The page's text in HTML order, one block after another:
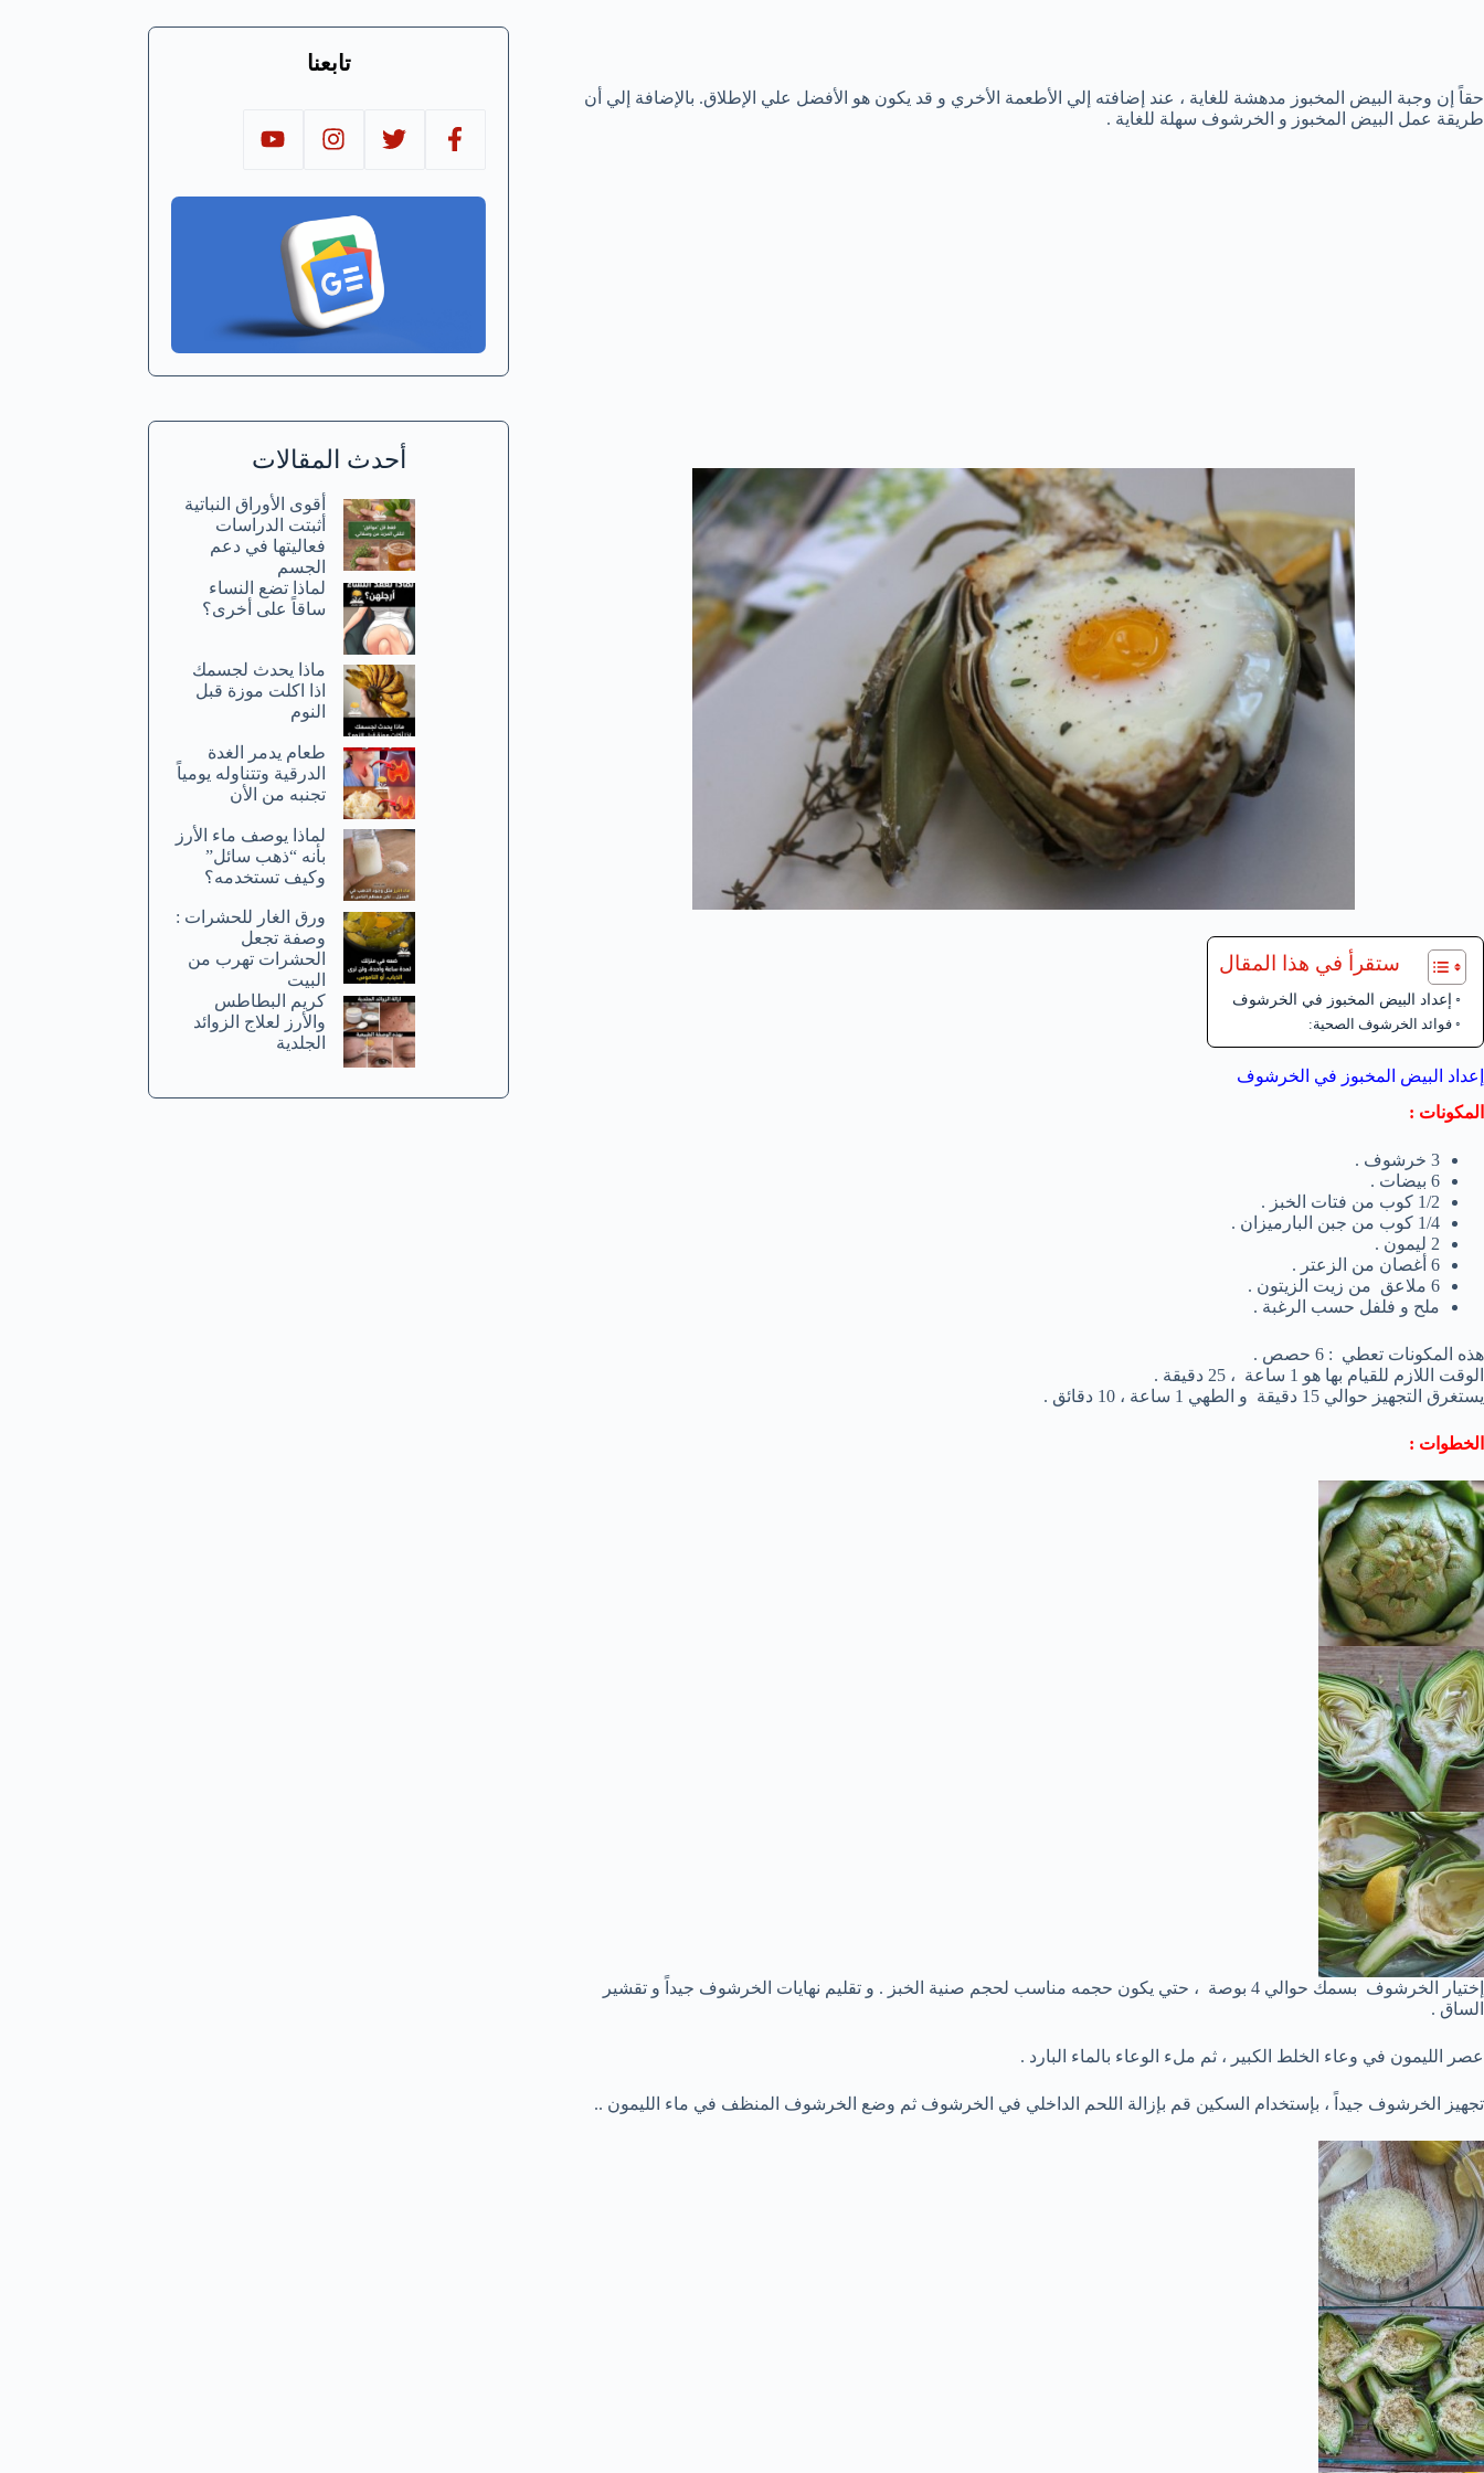
حقاً إن وجبة البيض المخبوز مدهشة للغاية ، عند إضافته إلي الأطعمة الأخري و قد يكون هو الأفضل علي الإطلاق. بالإضافة إلي أن
طريقة عمل البيض المخبوز و الخرشوف سهلة للغاية .
ستقرأ في هذا المقال
إعداد البيض المخبوز في الخرشوف
فوائد الخرشوف الصحية:
إعداد البيض المخبوز في الخرشوف
المكونات :
3 خرشوف .
6 بيضات .
1/2 كوب من فتات الخبز .
1/4 كوب من جبن البارميزان .
2 ليمون .
6 أغصان من الزعتر .
6 ملاعق من زيت الزيتون .
ملح و فلفل حسب الرغبة .
هذه المكونات تعطي : 6 حصص .
الوقت اللازم للقيام بها هو 1 ساعة ، 25 دقيقة .
يستغرق التجهيز حوالي 15 دقيقة و الطهي 1 ساعة ، 10 دقائق .
الخطوات :
إختيار الخرشوف بسمك حوالي 4 بوصة ، حتي يكون حجمه مناسب لحجم صنية الخبز . و تقليم نهايات الخرشوف جيداً و تقشير
الساق .
عصر الليمون في وعاء الخلط الكبير ، ثم ملء الوعاء بالماء البارد .
تجهيز الخرشوف جيداً ، بإستخدام السكين قم بإزالة اللحم الداخلي في الخرشوف ثم وضع الخرشوف المنظف في ماء الليمون ..
تابعنا
أحدث المقالات
أقوى الأوراق النباتية
أثبتت الدراسات
فعاليتها في دعم
الجسم
لماذا تضع النساء
ساقاً على أخرى؟
ماذا يحدث لجسمك
اذا اكلت موزة قبل
النوم
طعام يدمر الغدة
الدرقية وتتناوله يومياً
تجنبه من الأن
لماذا يوصف ماء الأرز
بأنه “ذهب سائل”
وكيف تستخدمه؟
ورق الغار للحشرات :
وصفة تجعل
الحشرات تهرب من
البيت
كريم البطاطس
والأرز لعلاج الزوائد
الجلدية